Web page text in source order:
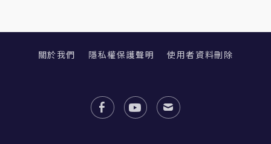
關於我們 隱私權保護聲明 使用者資料刪除